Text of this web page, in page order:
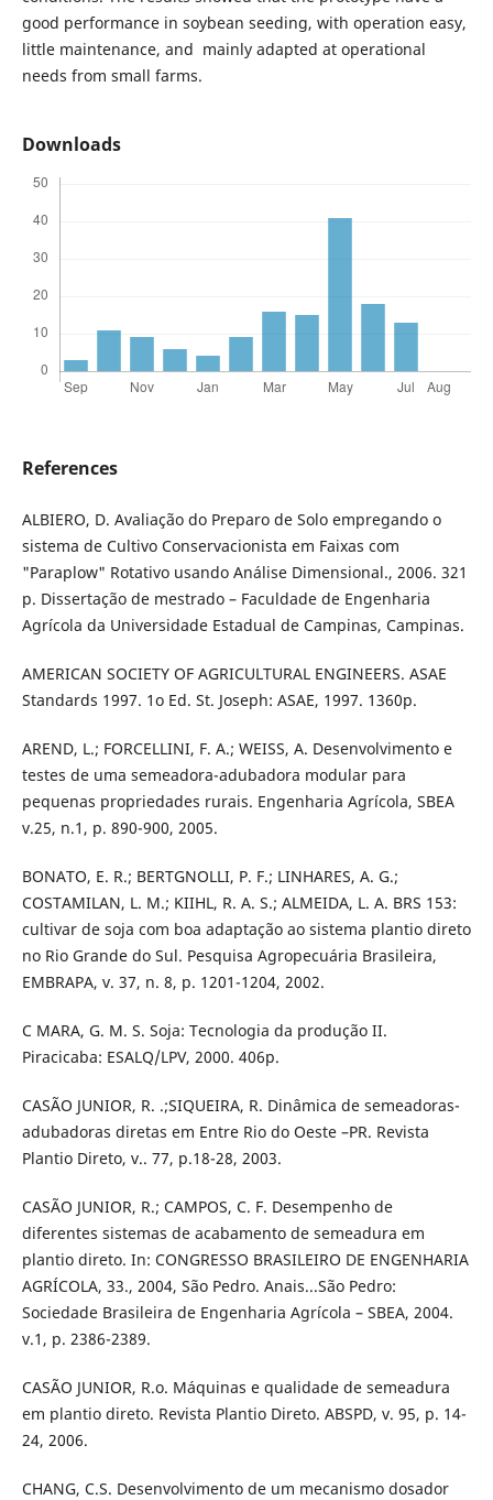
good performance in soybean seeding, with operation easy,
little maintenance, and mainly adapted at operational
needs from small farms.
Downloads
References
ALBIERO, D. Avaliação do Preparo de Solo empregando o
sistema de Cultivo Conservacionista em Faixas com
"Paraplow" Rotativo usando Análise Dimensional., 2006. 321
p. Dissertação de mestrado – Faculdade de Engenharia
Agrícola da Universidade Estadual de Campinas, Campinas.
AMERICAN SOCIETY OF AGRICULTURAL ENGINEERS. ASAE
Standards 1997. 1o Ed. St. Joseph: ASAE, 1997. 1360p.
AREND, L.; FORCELLINI, F. A.; WEISS, A. Desenvolvimento e
testes de uma semeadora-adubadora modular para
pequenas propriedades rurais. Engenharia Agrícola, SBEA
v.25, n.1, p. 890-900, 2005.
BONATO, E. R.; BERTGNOLLI, P. F.; LINHARES, A. G.;
COSTAMILAN, L. M.; KIIHL, R. A. S.; ALMEIDA, L. A. BRS 153:
cultivar de soja com boa adaptação ao sistema plantio direto
no Rio Grande do Sul. Pesquisa Agropecuária Brasileira,
EMBRAPA, v. 37, n. 8, p. 1201-1204, 2002.
C MARA, G. M. S. Soja: Tecnologia da produção II.
Piracicaba: ESALQ/LPV, 2000. 406p.
CASÃO JUNIOR, R. .;SIQUEIRA, R. Dinâmica de semeadoras-
adubadoras diretas em Entre Rio do Oeste –PR. Revista
Plantio Direto, v.. 77, p.18-28, 2003.
CASÃO JUNIOR, R.; CAMPOS, C. F. Desempenho de
diferentes sistemas de acabamento de semeadura em
plantio direto. In: CONGRESSO BRASILEIRO DE ENGENHARIA
AGRÍCOLA, 33., 2004, São Pedro. Anais...São Pedro:
Sociedade Brasileira de Engenharia Agrícola – SBEA, 2004.
v.1, p. 2386-2389.
CASÃO JUNIOR, R.o. Máquinas e qualidade de semeadura
em plantio direto. Revista Plantio Direto. ABSPD, v. 95, p. 14-
24, 2006.
CHANG, C.S. Desenvolvimento de um mecanismo dosador